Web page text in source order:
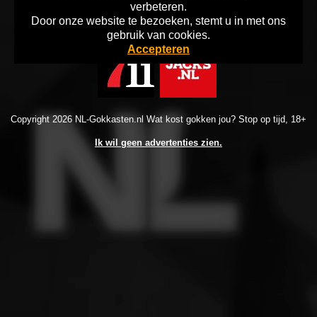
verbeteren.
Door onze website te bezoeken, stemt u in met ons
gebruik van cookies.
Accepteren
Home Disclaimer Info Gokken
Copyright 2026 NL-Gokkasten.nl Wat kost gokken jou? Stop op tijd, 18+
Ik wil geen advertenties zien.